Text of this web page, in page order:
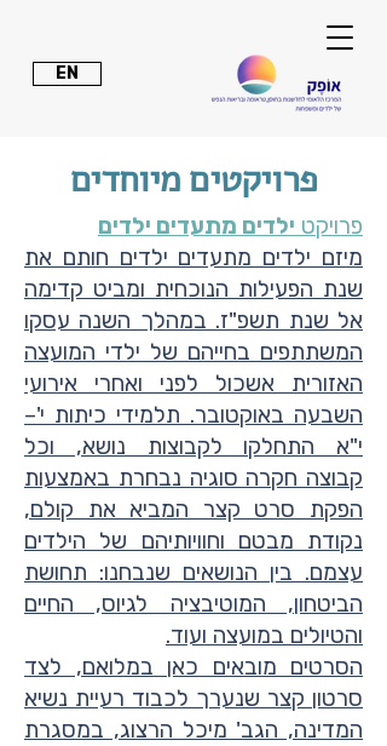
EN
פרויקטים מיוחדים
פרויקט ילדים מתעדים ילדים
מיזם ילדים מתעדים ילדים חותם את
שנת הפעילות הנוכחית ומביט קדימה
אל שנת תשפ"ז. במהלך השנה עסקו
המשתתפים בחייהם של ילדי המועצה
האזורית אשכול לפני ואחרי אירועי
השבעה באוקטובר. תלמידי כיתות י'–
י"א התחלקו לקבוצות נושא, וכל
קבוצה חקרה סוגיה נבחרת באמצעות
הפקת סרט קצר המביא את קולם,
נקודת מבטם וחוויותיהם של הילדים
עצמם. בין הנושאים שנבחנו: תחושת
הביטחון, המוטיבציה לגיוס, החיים
והטיולים במועצה ועוד.
הסרטים מובאים כאן במלואם, לצד
סרטון קצר שנערך לכבוד רעיית נשיא
המדינה, הגב' מיכל הרצוג, במסגרת